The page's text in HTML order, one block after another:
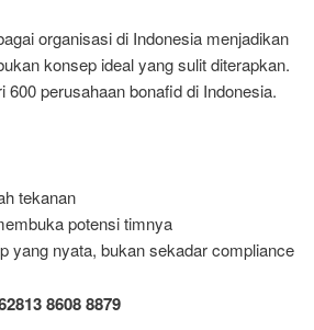
organisasi di Indonesia menjadikan
konsep ideal yang sulit diterapkan.
perusahaan bonafid di Indonesia.
tekanan
potensi timnya
yang nyata, bukan sekadar compliance
8608 8879